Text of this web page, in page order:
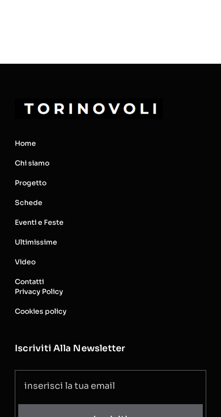
Home
Chi siamo
Progetto
Schede
Eventi e Feste
Ultimissime
Video
Contatti
Privacy Policy
Cookies policy
Iscriviti Alla Newsletter